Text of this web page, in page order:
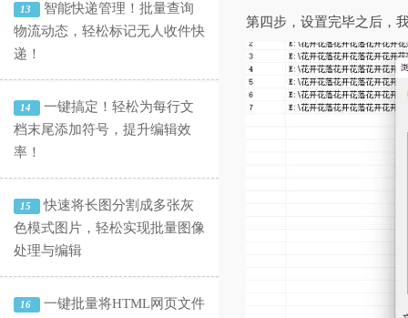
13
智能快递管理！批量查询
物流动态，轻松标记无人收件快
递！
14
一键搞定！轻松为每行文
档末尾添加符号，提升编辑效
率！
15
快速将长图分割成多张灰
色模式图片，轻松实现批量图像
处理与编辑
16
一键批量将HTML网页文件
第四步，设置完毕之后，